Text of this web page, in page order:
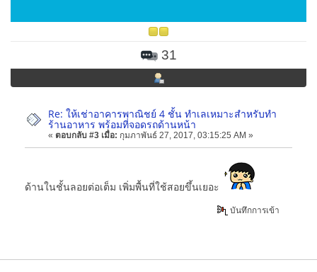
31
Re: ให้เช่าอาคารพาณิชย์ 4 ชั้น ทำเลเหมาะสำหรับทำ
ร้านอาหาร พร้อมที่จอดรถด้านหน้า
« ตอบกลับ #3 เมื่อ: กุมภาพันธ์ 27, 2017, 03:15:25 AM »
ด้านในชั้นลอยต่อเต็ม เพิ่มพื้นที่ใช้สอยขึ้นเยอะ
บันทึกการเข้า